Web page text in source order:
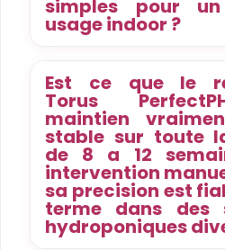
simples pour
usage indoor ?
Est ce que le
Torus
maintien
stable sur toute
de 8 a 12
intervention
sa precision est
terme dans des
hydroponiques